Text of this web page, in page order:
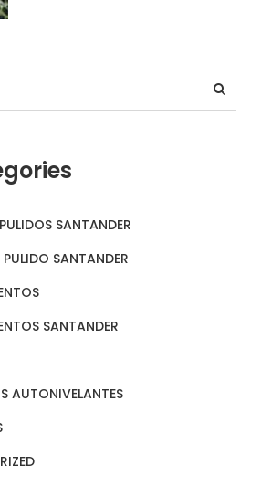
SANTANDER
SANTANDER
SANTANDER
AUTONIVELANTES